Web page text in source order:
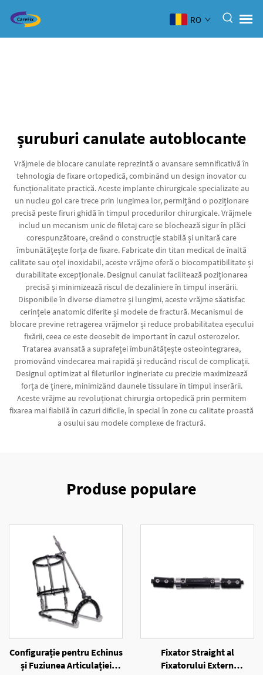
RO
șuruburi canulate autoblocante
Vrăjmele de blocare canulate reprezintă o avansare semnificativă în
tehnologia de fixare ortopedică, combinând un design inovator cu
funcționalitate practică. Aceste implante chirurgicale specializate au
un nucleu gol care trece prin lungimea lor, permițând o poziționare
precisă peste firuri ghidă în timpul procedurilor chirurgicale. Vrăjmele
includ un mecanism unic de filetaj care se blochează sigur în plăci
corespunzătoare, creând o construcție stabilă și unitară care
îmbunătățește forța de fixare. Fabricate din titan medical de înaltă
calitate sau oțel inoxidabil, aceste vrăjme oferă o biocompatibilitate și
durabilitate excepționale. Designul canulat facilitează poziționarea
precisă și minimizează riscul de dezaliniere în timpul inserării.
Disponibile în diverse diametre și lungimi, aceste vrăjme săatisfac
cerințele anatomic diferite și modele de fractură. Mecanismul de
blocare previne retragerea vrăjmelor și reduce probabilitatea eșecului
fixării, ceea ce este deosebit de important în cazul osterozelor.
Tratarea avansată a suprafeței îmbunătățește osteointegrarea,
promovând vindecarea mai rapidă și reducând riscul de complicații.
Designul optimizat al fileturilor ingineriate cu precizie maximizează
forța de ținere, minimizând daunele tissulare în timpul inserării.
Aceste vrăjme au revoluționat chirurgia ortopedică prin permitem
fixarea mai fiabilă în cazuri dificile, în special în zone cu calitate proastă
a osului sau modele complexe de fractură.
Produse populare
Configurație pentru Echinus
și Fuziunea Articulației
Fixator Straight al
Fixatorului Extern